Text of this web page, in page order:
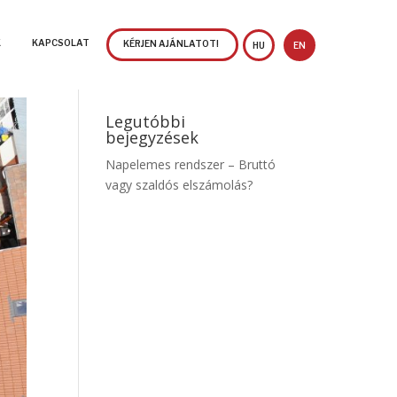
KAPCSOLAT KÉRJEN AJÁNLATOT! HU EN
Legutóbbi
bejegyzések
Napelemes rendszer – Bruttó
vagy szaldós elszámolás?